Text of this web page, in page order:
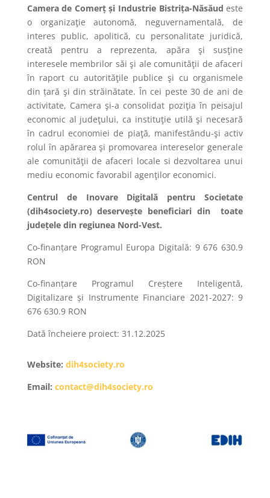
Camera de Comerț și Industrie Bistrița-Năsăud este
o organizaţie autonomă, neguvernamentală, de
interes public, apolitică, cu personalitate juridică,
creată pentru a reprezenta, apăra şi susţine
interesele membrilor săi şi ale comunităţii de afaceri
în raport cu autorităţile publice şi cu organismele
din țară şi din străinătate. În cei peste 30 de ani de
activitate, Camera şi-a consolidat poziţia în peisajul
economic al judeţului, ca instituţie utilă şi necesară
în cadrul economiei de piaţă, manifestându-şi activ
rolul în apărarea şi promovarea intereselor generale
ale comunităţii de afaceri locale si dezvoltarea unui
mediu economic favorabil agenţilor economici.
Centrul de Inovare Digitală pentru Societate
(dih4society.ro) deservește beneficiari din toate
județele din regiunea Nord-Vest.
Co-finanțare Programul Europa Digitală: 9 676 630.9
RON
Co-finanțare Programul Creștere Inteligentă,
Digitalizare și Instrumente Financiare 2021-2027: 9
676 630.9 RON
Dată încheiere proiect: 31.12.2025
Website: dih4society.ro
Email: contact@dih4society.ro